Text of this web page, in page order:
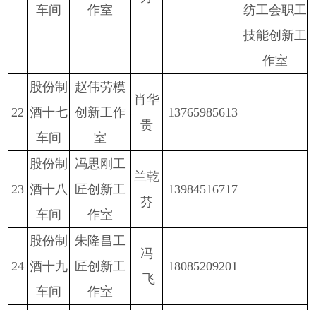
车间 作室
纺工会职工
技能创新工
作室
22
股份制
酒十七
车间
赵伟劳模
创新工作
室
肖华
贵
13765985613
23
股份制
酒十八
车间
冯思刚工
匠创新工
作室
兰乾
芬
13984516717
24
股份制
酒十九
车间
朱隆昌工
匠创新工
作室
冯
飞
18085209201